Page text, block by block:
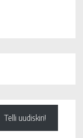
Telli uudiskiri!